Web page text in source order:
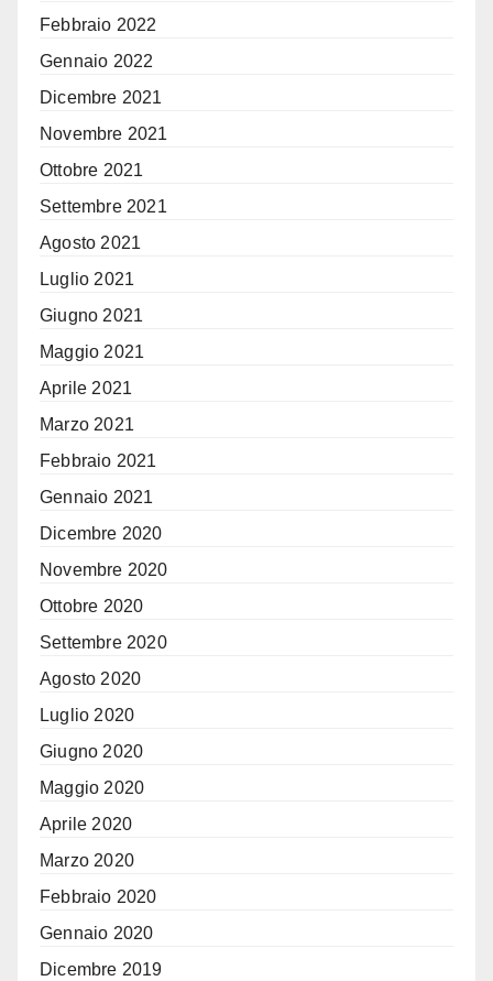
Febbraio 2022
Gennaio 2022
Dicembre 2021
Novembre 2021
Ottobre 2021
Settembre 2021
Agosto 2021
Luglio 2021
Giugno 2021
Maggio 2021
Aprile 2021
Marzo 2021
Febbraio 2021
Gennaio 2021
Dicembre 2020
Novembre 2020
Ottobre 2020
Settembre 2020
Agosto 2020
Luglio 2020
Giugno 2020
Maggio 2020
Aprile 2020
Marzo 2020
Febbraio 2020
Gennaio 2020
Dicembre 2019